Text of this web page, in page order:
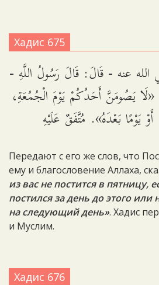
Хадис 675
عنه - قَالَ: قَالَ رَسُولُ اللَّهِ -
يَصُومَنَّ أَحَدُكُمْ يَوْمَ الْجُمُعَةِ،
أَوْ يَوْمًا بَعْدَهُ». مُتَّفَقٌ عَلَيْهِ
Передают с его же слов, что
ему и благословение Аллаха,
из вас не постится в пятницу,
постился за день до этого или
на следующий день». Хадис
и Муслим.
Хадис 676